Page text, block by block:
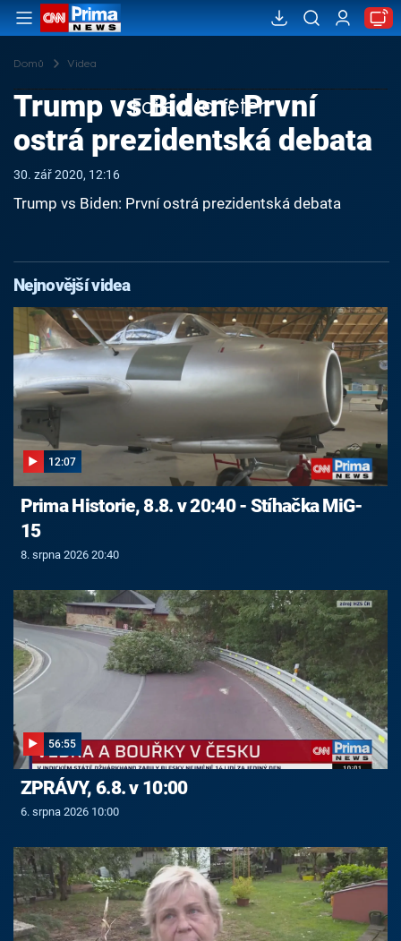
Domů Videa
Failed to fetch
Trump vs Biden: První
ostrá prezidentská debata
30. zář 2020, 12:16
Trump vs Biden: První ostrá prezidentská debata
Nejnovější videa
12:07
Prima Historie, 8.8. v 20:40 - Stíhačka MiG-
15
8. srpna 2026 20:40
56:55
ZPRÁVY, 6.8. v 10:00
6. srpna 2026 10:00